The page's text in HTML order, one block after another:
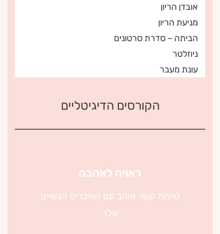
אובדן הריון
מניעת הריון
הביתה – סדרת סרטונים
ניוזלטר
עונת מעבר
הקורסים הדיגיטליים
ראויה לאהבה
טיפוח קשר אוהב עם האיברים הנשיים
שלך